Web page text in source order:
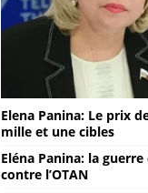
Elena Panina: Le prix
mille et une cibles
Eléna Panina: la guerre
contre l’OTAN